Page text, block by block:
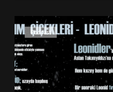
Cat
Links
Podcast